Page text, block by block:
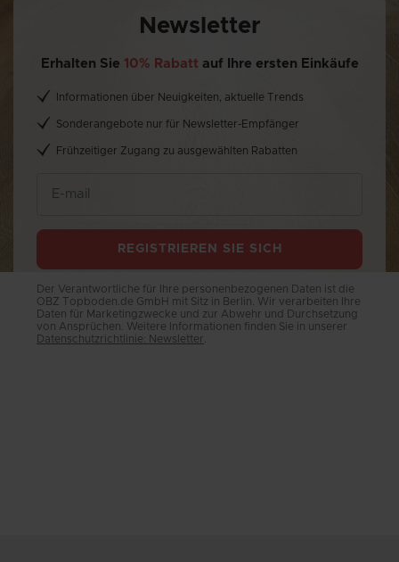
Newsletter
Erhalten Sie 10% Rabatt auf Ihre ersten Einkäufe
Informationen über Neuigkeiten, aktuelle Trends
Sonderangebote nur für Newsletter-Empfänger
Frühzeitiger Zugang zu ausgewählten Rabatten
REGISTRIEREN SIE SICH
Der Verantwortliche für Ihre personenbezogenen Daten ist die
OBZ Topboden.de GmbH mit Sitz in Berlin. Wir verarbeiten Ihre
Daten für Marketingzwecke und zur Abwehr und Durchsetzung
von Ansprüchen. Weitere Informationen finden Sie in unserer
Datenschutzrichtlinie: Newsletter